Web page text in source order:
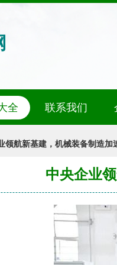
全 联系我们
领航新基建，机械装备制造加
中央企业